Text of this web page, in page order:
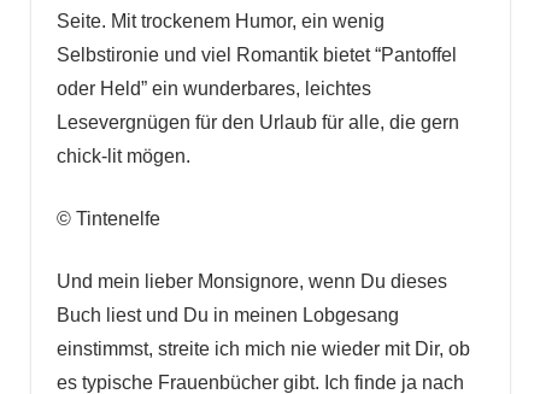
Seite. Mit trockenem Humor, ein wenig
Selbstironie und viel Romantik bietet “Pantoffel
oder Held” ein wunderbares, leichtes
Lesevergnügen für den Urlaub für alle, die gern
chick-lit mögen.
© Tintenelfe
Und mein lieber Monsignore, wenn Du dieses
Buch liest und Du in meinen Lobgesang
einstimmst, streite ich mich nie wieder mit Dir, ob
es typische Frauenbücher gibt. Ich finde ja nach